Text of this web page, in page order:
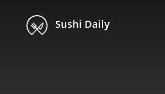
Sushi Daily